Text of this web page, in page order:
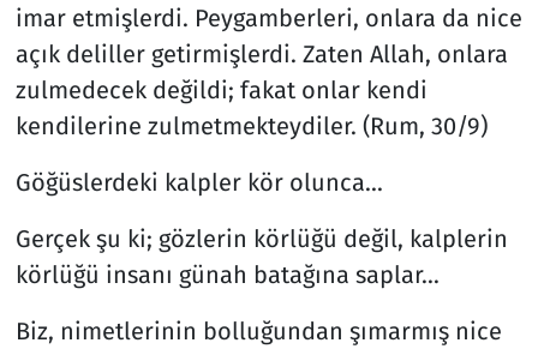
imar etmişlerdi. Peygamberleri, onlara da nice
açık deliller getirmişlerdi. Zaten Allah, onlara
zulmedecek değildi; fakat onlar kendi
kendilerine zulmetmekteydiler. (Rum, 30/9)
Göğüslerdeki kalpler kör olunca...
Gerçek şu ki; gözlerin körlüğü değil, kalplerin
körlüğü insanı günah batağına saplar...
Biz, nimetlerinin bolluğundan şımarmış nice